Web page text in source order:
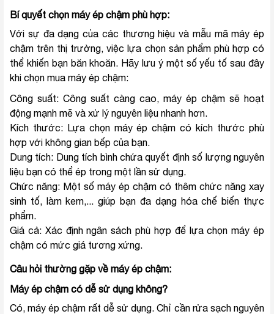
Bí quyết chọn máy ép chậm phù hợp:
Với sự đa dạng của các thương hiệu và mẫu mã máy ép
chậm trên thị trường, việc lựa chọn sản phẩm phù hợp có
thể khiến bạn băn khoăn. Hãy lưu ý một số yếu tố sau đây
khi chọn mua máy ép chậm:
Công suất: Công suất càng cao, máy ép chậm sẽ hoạt
động mạnh mẽ và xử lý nguyên liệu nhanh hơn.
Kích thước: Lựa chọn máy ép chậm có kích thước phù
hợp với không gian bếp của bạn.
Dung tích: Dung tích bình chứa quyết định số lượng nguyên
liệu bạn có thể ép trong một lần sử dụng.
Chức năng: Một số máy ép chậm có thêm chức năng xay
sinh tố, làm kem,... giúp bạn đa dạng hóa chế biến thực
phẩm.
Giá cả: Xác định ngân sách phù hợp để lựa chọn máy ép
chậm có mức giá tương xứng.
Câu hỏi thường gặp về máy ép chậm:
Máy ép chậm có dễ sử dụng không?
Có, máy ép chậm rất dễ sử dụng. Chỉ cần rửa sạch nguyên